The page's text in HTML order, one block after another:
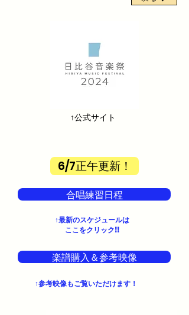
​↑公式サイト
6/7正午更新！
合唱練習日程
↑最新のスケジュールは
ここをクリック!!
楽譜購入＆参考映像
↑参考映像もご覧いただけます！